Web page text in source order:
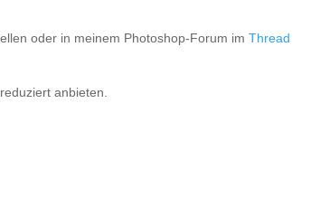
oder in meinem Photoshop-Forum im Thread
anbieten.